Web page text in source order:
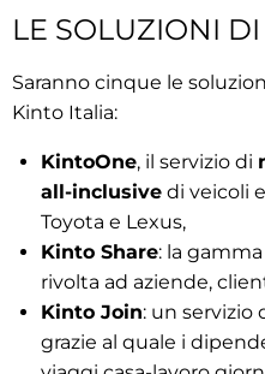
LE SOLUZIONI
Saranno cinque le
Kinto Italia:
KintoOne, il servizio di
all-inclusive di veicoli
Toyota e Lexus,
Kinto Share: la
rivolta ad aziende,
Kinto Join: un servizio
grazie al quale i